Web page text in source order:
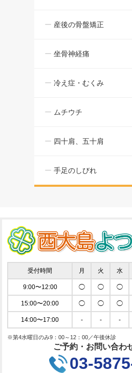
産後の骨盤矯正
坐骨神経痛
冷え症・むくみ
ムチウチ
四十肩、五十肩
手足のしびれ
受付時間 月 火 水
9:00〜12:00 ◯ ◯ ◯
15:00〜20:00 ◯ ◯ ◯
14:00〜17:00 - - -
※第4水曜日のみ9：00～12：00／午後休診
ご予約・お問い合わ
03-